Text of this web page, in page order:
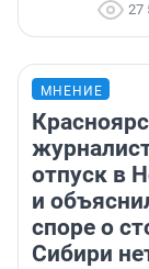
27
МНЕНИЕ
отпуск в
и
споре о
Сибири